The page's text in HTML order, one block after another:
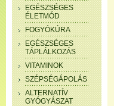
EGÉSZSÉGES
ÉLETMÓD
FOGYÓKÚRA
EGÉSZSÉGES
TÁPLÁLKOZÁS
VITAMINOK
SZÉPSÉGÁPOLÁS
ALTERNATÍV
GYÓGYÁSZAT